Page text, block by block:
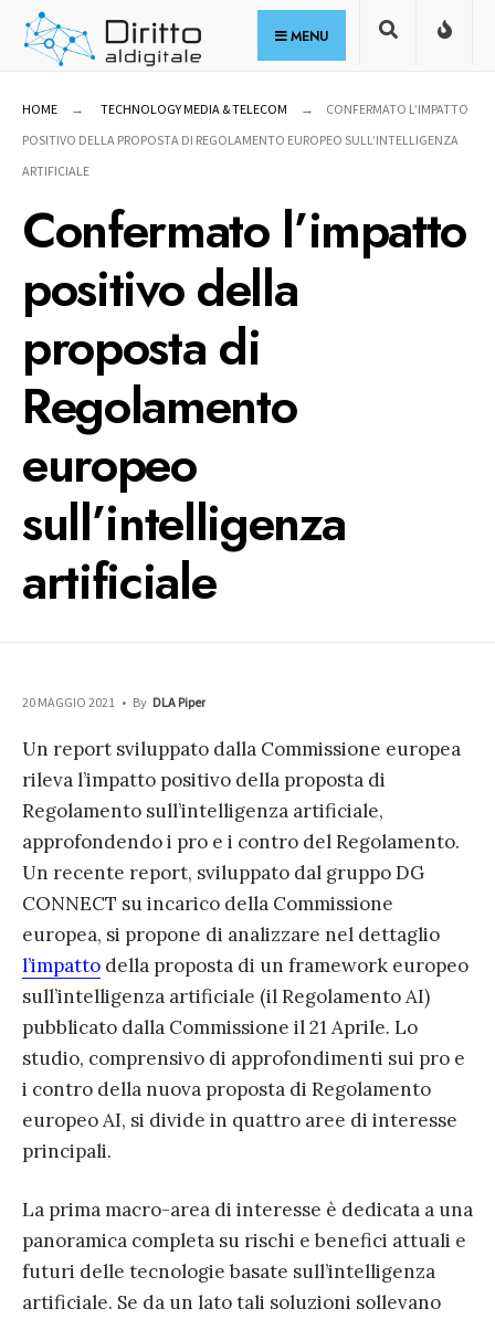
Skip
MENU
HOME TECHNOLOGY MEDIA & TELECOM
CONFERMATO L’IMPATTO
POSITIVO DELLA PROPOSTA DI REGOLAMENTO EUROPEO SULL’INTELLIGENZA
ARTIFICIALE
Confermato l’impatto
positivo della
proposta di
Regolamento
europeo
sull’intelligenza
artificiale
20 MAGGIO 2021 • By DLA Piper
Un report sviluppato dalla Commissione europea
rileva l’impatto positivo della proposta di
Regolamento sull’intelligenza artificiale,
approfondendo i pro e i contro del Regolamento.
Un recente report, sviluppato dal gruppo DG
CONNECT su incarico della Commissione
europea, si propone di analizzare nel dettaglio
l’impatto della proposta di un framework europeo
sull’intelligenza artificiale (il Regolamento AI)
pubblicato dalla Commissione il 21 Aprile. Lo
studio, comprensivo di approfondimenti sui pro e
i contro della nuova proposta di Regolamento
europeo AI, si divide in quattro aree di interesse
principali.
La prima macro-area di interesse è dedicata a una
panoramica completa su rischi e benefici attuali e
futuri delle tecnologie basate sull’intelligenza
artificiale. Se da un lato tali soluzioni sollevano